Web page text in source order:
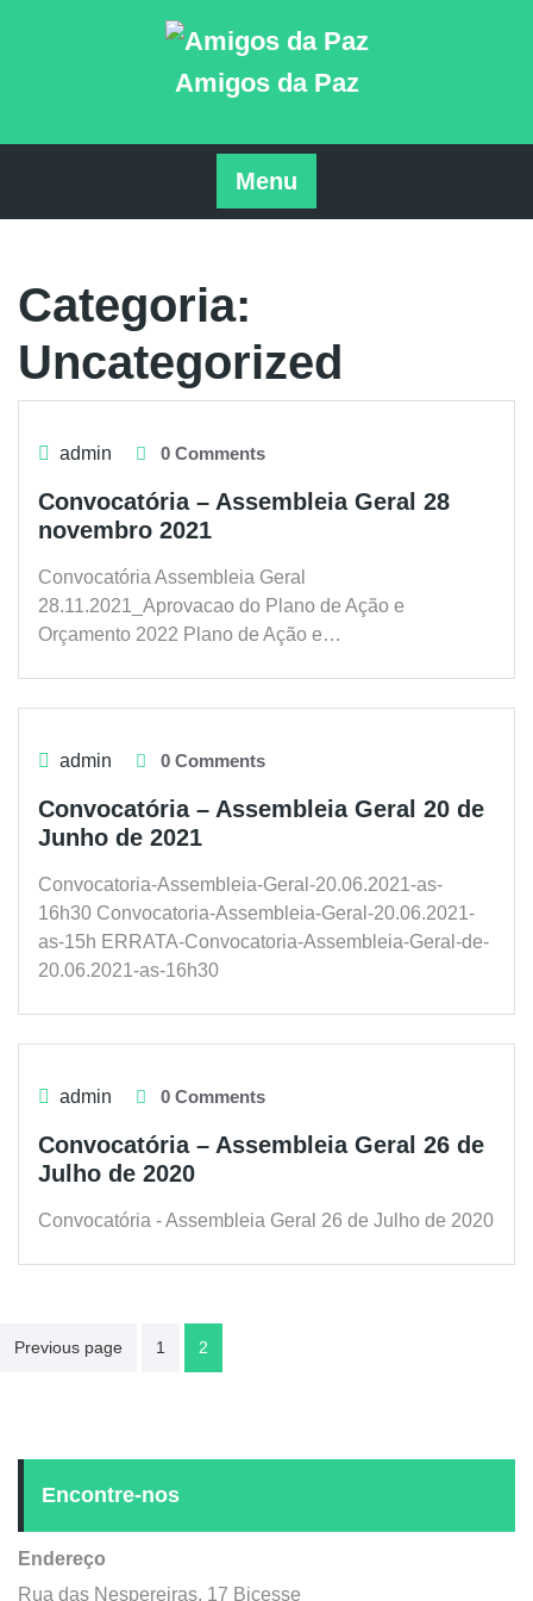
Amigos da Paz
Menu
Categoria:
Uncategorized
admin 0 Comments
Convocatória – Assembleia Geral 28
novembro 2021
Convocatória Assembleia Geral
28.11.2021_Aprovacao do Plano de Ação e
Orçamento 2022 Plano de Ação e…
admin 0 Comments
Convocatória – Assembleia Geral 20 de
Junho de 2021
Convocatoria-Assembleia-Geral-20.06.2021-as-
16h30 Convocatoria-Assembleia-Geral-20.06.2021-
as-15h ERRATA-Convocatoria-Assembleia-Geral-de-
20.06.2021-as-16h30
admin 0 Comments
Convocatória – Assembleia Geral 26 de
Julho de 2020
Convocatória - Assembleia Geral 26 de Julho de 2020
Paginação
Previous page 1 2
Encontre-nos
Endereço
Rua das Nespereiras, 17 Bicesse